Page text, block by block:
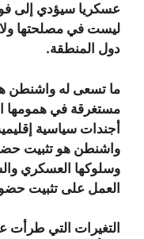
عسكريا سيؤدي إلى
ليست في مصلحتها
دول المنطقة.
ما تسعى له واشنطن
مستغرقة في همومها
أجندات سياسية
واشنطن هو تثبيت
وسلوكها العسكري
العمل على تثبيت
التغيرات التي